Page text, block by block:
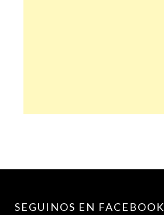
SEGUINOS EN FACEBOOK